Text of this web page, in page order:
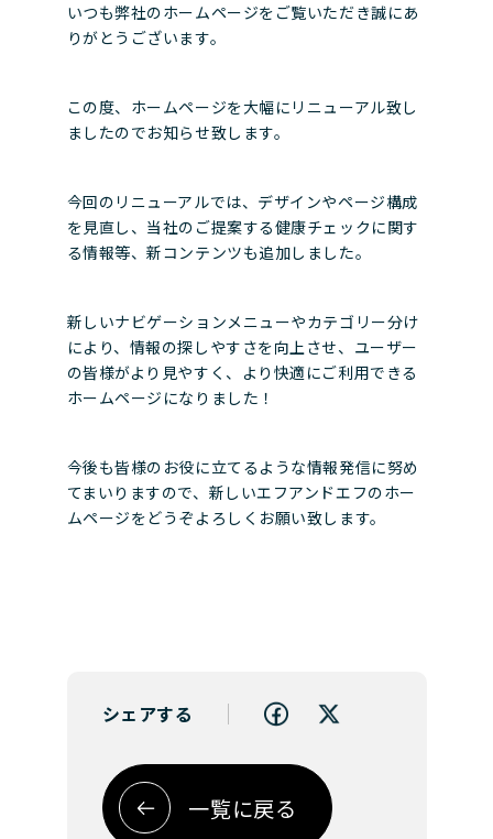
いつも弊社のホームページをご覧いただき誠にあ
りがとうございます。
この度、ホームページを大幅にリニューアル致し
ましたのでお知らせ致します。
今回のリニューアルでは、デザインやページ構成
を見直し、当社のご提案する健康チェックに関す
る情報等、新コンテンツも追加しました。
新しいナビゲーションメニューやカテゴリー分け
により、情報の探しやすさを向上させ、ユーザー
の皆様がより見やすく、より快適にご利用できる
ホームページになりました！
今後も皆様のお役に立てるような情報発信に努め
てまいりますので、新しいエフアンドエフのホー
ムページをどうぞよろしくお願い致します。
シェアする
一覧に戻る